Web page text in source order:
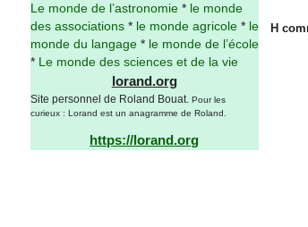
Le monde de l’astronomie* le monde
des associations* le monde agricole* le
monde du langage* le monde de l’école
*
Le monde des sciences et de la vie
lorand.org
Site personnel de Roland Bouat. Pour les
curieux : Lorand est un anagramme de Roland.
https://lorand.org
H